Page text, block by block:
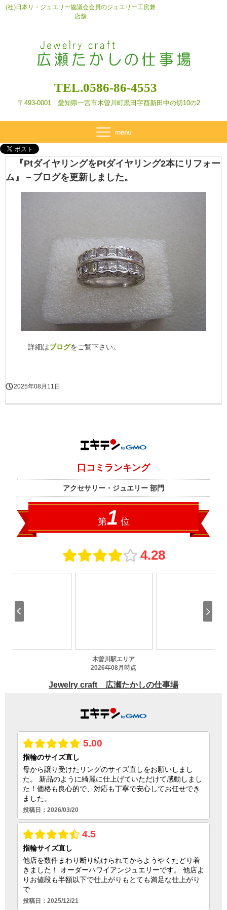
(社)日本リ・ジュエリー協議会会員のジュエリー工房兼
店舗
TEL.0586-86-4553
〒493-0001 愛知県一宮市木曽川町黒田字酉新田 中の切10の2
『PtダイヤリングをPtダイヤリング2本にリフォー
ム』－ブログを更新しました。
詳細はブログをご覧下さい。
2025年08月11日